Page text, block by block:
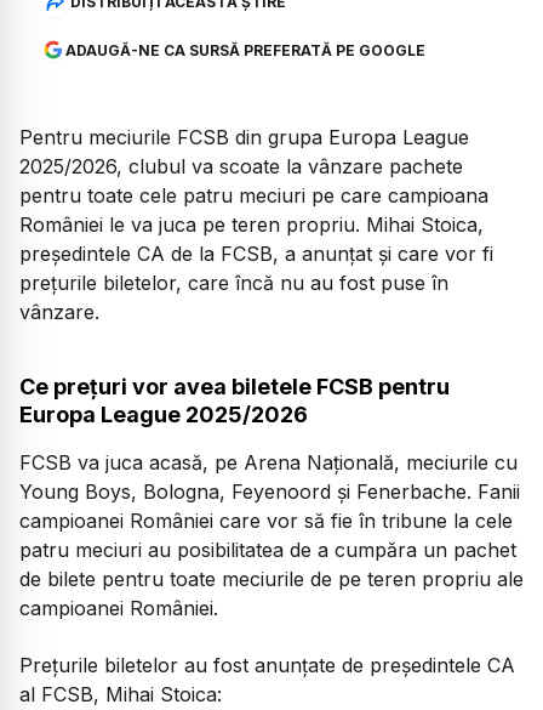
ADAUGĂ-NE CA SURSĂ PREFERATĂ PE GOOGLE
Pentru meciurile FCSB din grupa Europa League
2025/2026, clubul va scoate la vânzare pachete
pentru toate cele patru meciuri pe care campioana
României le va juca pe teren propriu. Mihai Stoica,
președintele CA de la FCSB, a anunțat și care vor fi
prețurile biletelor, care încă nu au fost puse în
vânzare.
Ce prețuri vor avea biletele FCSB pentru
Europa League 2025/2026
FCSB va juca acasă, pe Arena Națională, meciurile cu
Young Boys, Bologna, Feyenoord și Fenerbache. Fanii
campioanei României care vor să fie în tribune la cele
patru meciuri au posibilitatea de a cumpăra un pachet
de bilete pentru toate meciurile de pe teren propriu ale
campioanei României.
Prețurile biletelor au fost anunțate de președintele CA
al FCSB, Mihai Stoica: